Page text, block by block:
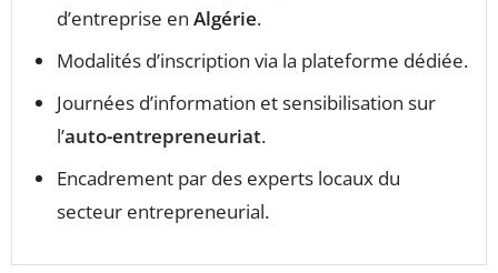
d’entreprise en Algérie.
Modalités d’inscription via la plateforme dédiée.
Journées d’information et sensibilisation sur
l’auto-entrepreneuriat.
Encadrement par des experts locaux du
secteur entrepreneurial.